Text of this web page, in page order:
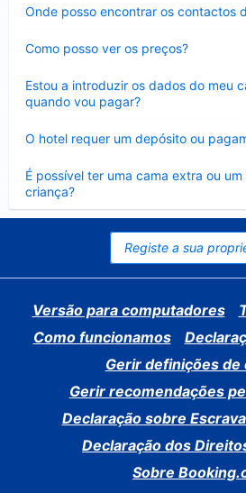
Onde posso encontrar os contactos
fechado
Como posso ver os preços?
fechado
Estou a introduzir os dados do meu
quando vou pagar?
fechado
O hotel requer um depósito ou
fechado
É possível ter uma cama extra ou
criança?
Elemento
fechado
Registe a sua
Versão para computadores
Como funcionamos
Gerir definições de
Gerir recomendações
Declaração sobre
Declaração dos
Sobre